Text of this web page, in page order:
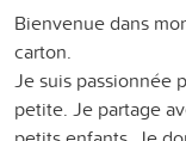
Bienvenue dans
carton.
Je suis passionnée
petite. Je partage